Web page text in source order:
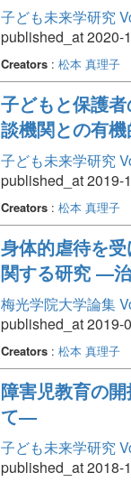
子ども未来学研究
published_at 2020-
Creators: 松本 真理子
子どもと保護
談機関との有
子ども未来学研究
published_at 2019-
Creators: 松本 真理子
身体的虐待を
関する研究 ―
梅光学院大学論集
published_at 2019-
Creators: 松本 真理子
障害児教育の
て―
子ども未来学研究
published_at 2018-